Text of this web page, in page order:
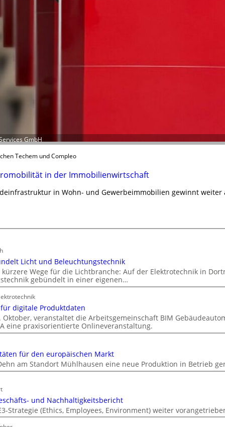
GmbH
Techem und Compleo
in der Immobilienwirtschaft
in Wohn- und Gewerbeimmobilien gewinnt weiter
Licht und Beleuchtungstechnik
Wege für die Lichtbranche: Auf der Elektrotechnik in
gebündelt in einer eigenen…
für digitale Produktdaten
Oktober, veranstaltet die Arbeitsgemeinschaft BIM
eine praxisorientierte Onlineveranstaltung.
für den europäischen Markt
am Standort Mühlhausen eine neue Produktion in Betrieb
und Nachhaltigkeitsbericht
Strategie (Ethics, Employees, Environment) weiter